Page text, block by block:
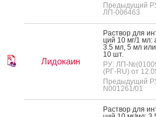
Предыдущий
ЛП-006463
Лидокаин
Рас­твор для
ций 10 мг/1 мл:
3.5 мл, 5 мл
10 шт.
РУ: ЛП-
(РГ-RU) от
Предыдущий
N001261/01
Рас­твор для